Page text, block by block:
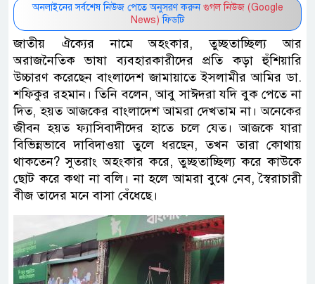
অনলাইনের সর্বশেষ নিউজ পেতে অনুসরণ করুন গুগল নিউজ (Google
News) ফিডটি
জাতীয় ঐক্যের নামে অহংকার, তুচ্ছতাচ্ছিল্য আর
অরাজনৈতিক ভাষা ব্যবহারকারীদের প্রতি কড়া হুঁশিয়ারি
উচ্চারণ করেছেন বাংলাদেশ জামায়াতে ইসলামীর আমির ডা.
শফিকুর রহমান। তিনি বলেন, আবু সাঈদরা যদি বুক পেতে না
দিত, হয়ত আজকের বাংলাদেশ আমরা দেখতাম না। অনেকের
জীবন হয়ত ফ্যাসিবাদীদের হাতে চলে যেত। আজকে যারা
বিভিন্নভাবে দাবিদাওয়া তুলে ধরছেন, তখন তারা কোথায়
থাকতেন? সুতরাং অহংকার করে, তুচ্ছতাচ্ছিল্য করে কাউকে
ছোট করে কথা না বলি। না হলে আমরা বুঝে নেব, স্বৈরাচারী
বীজ তাদের মনে বাসা বেঁধেছে।